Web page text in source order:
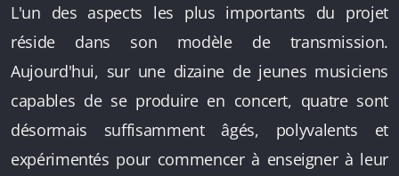
L'un des aspects les plus importants du projet
réside dans son modèle de transmission.
Aujourd'hui, sur une dizaine de jeunes musiciens
capables de se produire en concert, quatre sont
désormais suffisamment âgés, polyvalents et
expérimentés pour commencer à enseigner à leur